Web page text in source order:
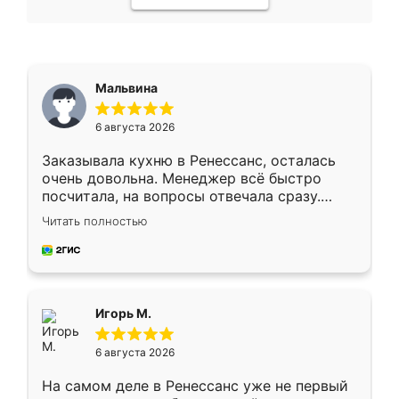
Мальвина
6 августа 2026
Заказывала кухню в Ренессанс, осталась
очень довольна. Менеджер всё быстро
посчитала, на вопросы отвечала сразу.
Замерщик приехал в субботу, подошёл к
делу со всей ответственностью. Собрали
за день, ребята работали аккуратно, даже
Читать полностью
Игорь М.
6 августа 2026
На самом деле в Ренессанс уже не первый